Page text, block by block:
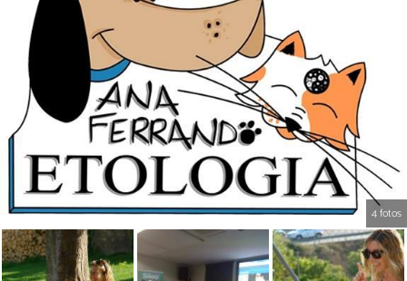
4 fotos